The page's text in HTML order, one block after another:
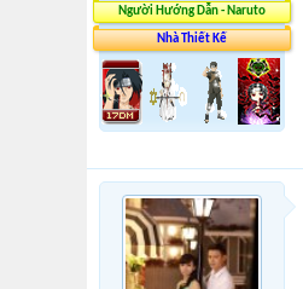
Người Hướng Dẫn - Naruto
Nhà Thiết Kế